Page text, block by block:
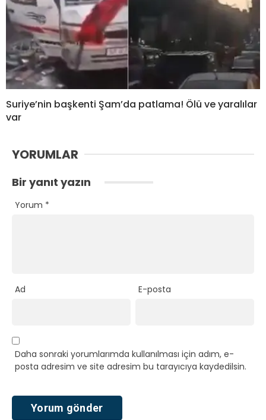
Suriye’nin başkenti Şam’da patlama! Ölü ve yaralılar
var
YORUMLAR
Bir yanıt yazın
Yorum *
Ad E-posta
Daha sonraki yorumlarımda kullanılması için adım, e-
posta adresim ve site adresim bu tarayıcıya kaydedilsin.